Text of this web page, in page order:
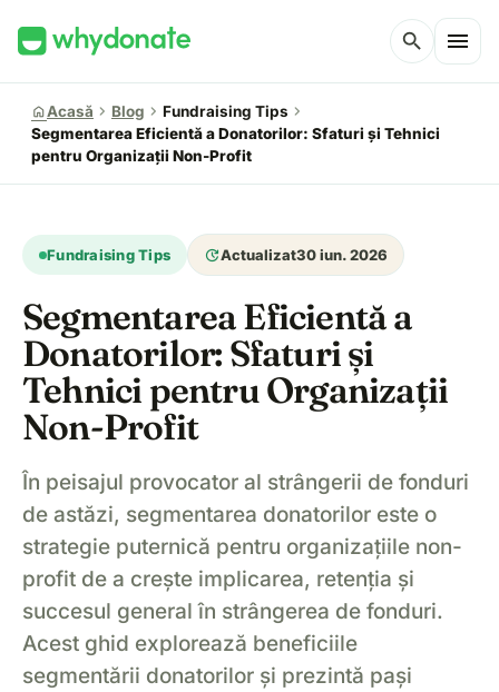
search menu
homeAcasă chevron_right Blog chevron_right Fundraising Tips chevron_right
Segmentarea Eficientă a Donatorilor: Sfaturi și Tehnici
pentru Organizații Non-Profit
Fundraising Tips updateActualizat30 iun. 2026
Segmentarea Eficientă a
Donatorilor: Sfaturi și
Tehnici pentru Organizații
Non-Profit
În peisajul provocator al strângerii de fonduri
de astăzi, segmentarea donatorilor este o
strategie puternică pentru organizațiile non-
profit de a crește implicarea, retenția și
succesul general în strângerea de fonduri.
Acest ghid explorează beneficiile
segmentării donatorilor și prezintă pași